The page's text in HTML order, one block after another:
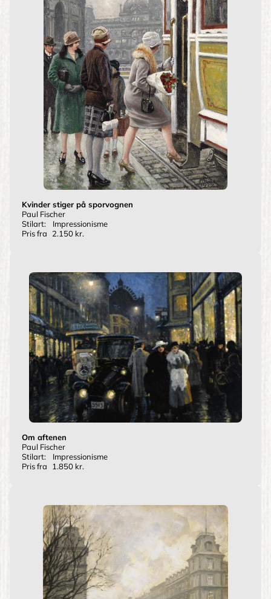
Kvinder stiger på sporvognen
Paul Fischer
Stilart:
Impressionisme
Pris fra
2.150 kr.
Om aftenen
Paul Fischer
Stilart:
Impressionisme
Pris fra
1.850 kr.